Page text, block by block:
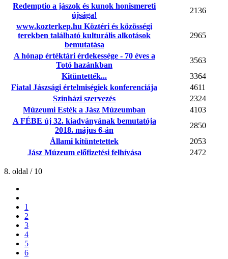
Redemptio a jászok és kunok honismereti
újsága!
2136
www.kozterkep.hu Köztéri és közösségi
terekben található kulturális alkotások
bemutatása
2965
A hónap értéktári érdekessége - 70 éves a
Totó hazánkban
3563
Kitüntették...
3364
Fiatal Jászsági értelmiségiek konferenciája
4611
Színházi szervezés
2324
Múzeumi Esték a Jász Múzeumban
4103
A FÉBE új 32. kiadványának bemutatója
2018. május 6-án
2850
Állami kitüntetettek
2053
Jász Múzeum előfizetési felhívása
2472
8. oldal / 10
1
2
3
4
5
6